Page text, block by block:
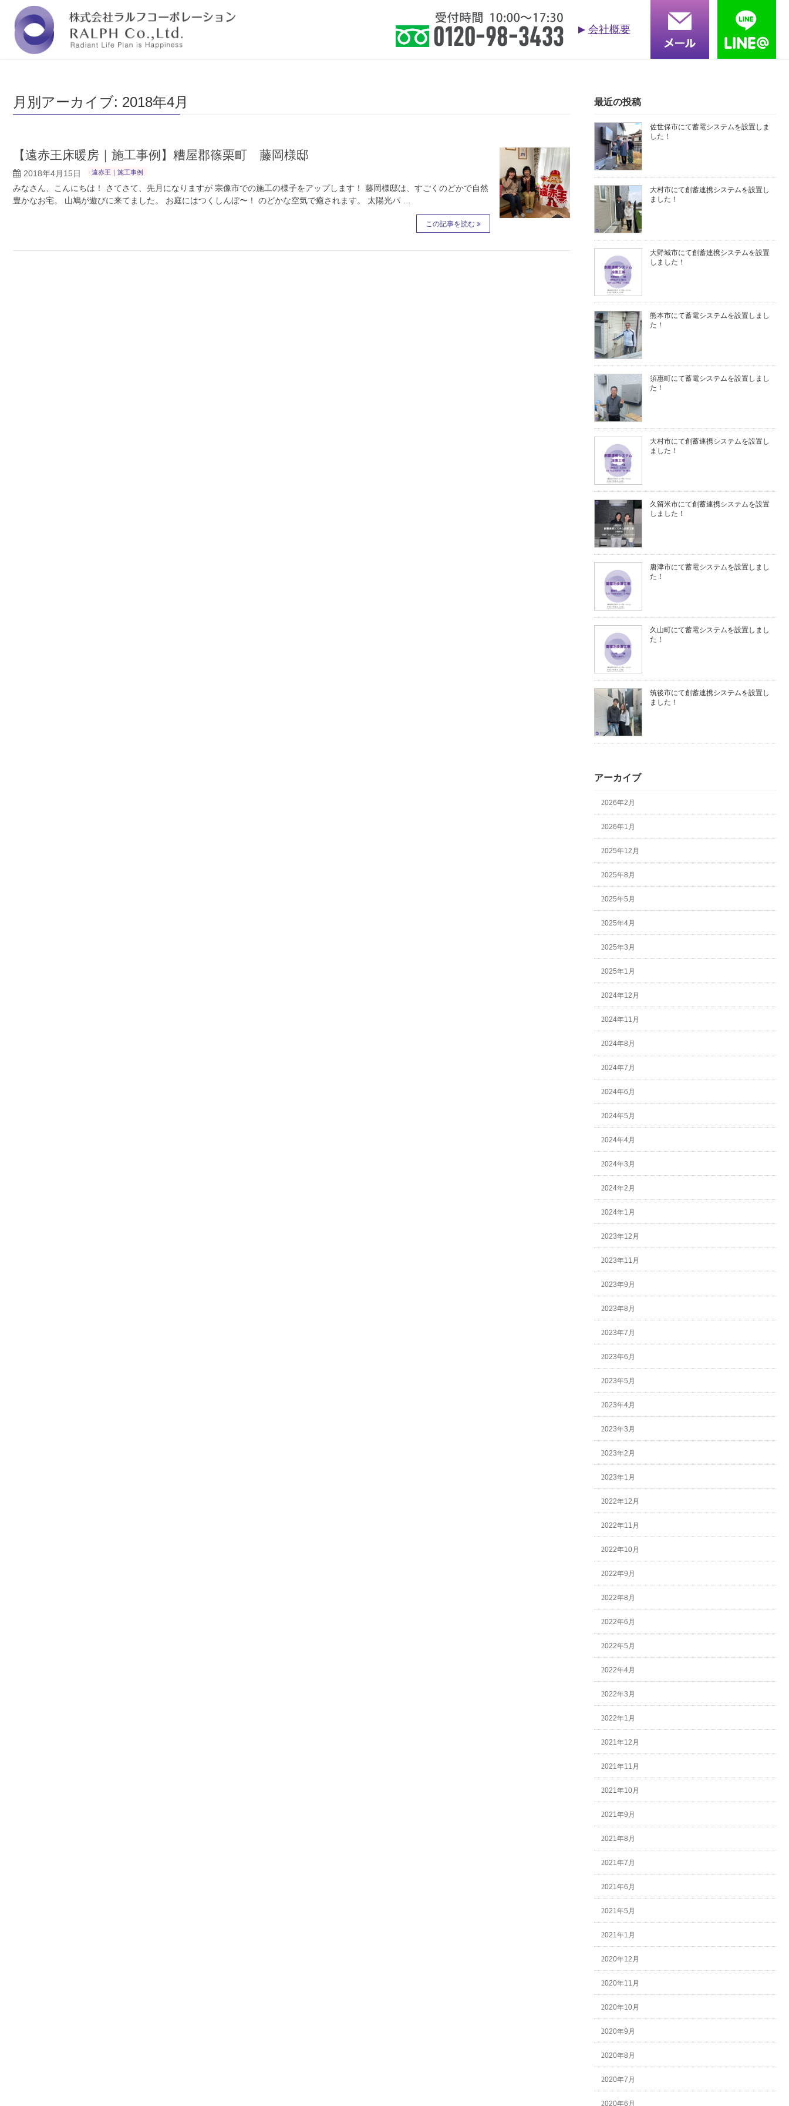
会社概要
月別アーカイブ: 2018年4月
【遠赤王床暖房｜施工事例】糟屋郡篠栗町 藤岡様邸
2018年4月15日 遠赤王｜施工事例
みなさん、こんにちは！ さてさて、先月になりますが 宗像市での施工の様子をアップします！ 藤岡様邸は、すごくのどかで自然
豊かなお宅。 山鳩が遊びに来てました。 お庭にはつくしんぼ〜！ のどかな空気で癒されます。 太陽光パ …
この記事を読む
最近の投稿
佐世保市にて蓄電システムを設置しま
した！
大村市にて創蓄連携システムを設置し
ました！
大野城市にて創蓄連携システムを設置
しました！
熊本市にて蓄電システムを設置しまし
た！
須惠町にて蓄電システムを設置しまし
た！
大村市にて創蓄連携システムを設置し
ました！
久留米市にて創蓄連携システムを設置
しました！
唐津市にて蓄電システムを設置しまし
た！
久山町にて蓄電システムを設置しまし
た！
筑後市にて創蓄連携システムを設置し
ました！
アーカイブ
2026年2月
2026年1月
2025年12月
2025年8月
2025年5月
2025年4月
2025年3月
2025年1月
2024年12月
2024年11月
2024年8月
2024年7月
2024年6月
2024年5月
2024年4月
2024年3月
2024年2月
2024年1月
2023年12月
2023年11月
2023年9月
2023年8月
2023年7月
2023年6月
2023年5月
2023年4月
2023年3月
2023年2月
2023年1月
2022年12月
2022年11月
2022年10月
2022年9月
2022年8月
2022年6月
2022年5月
2022年4月
2022年3月
2022年1月
2021年12月
2021年11月
2021年10月
2021年9月
2021年8月
2021年7月
2021年6月
2021年5月
2021年1月
2020年12月
2020年11月
2020年10月
2020年9月
2020年8月
2020年7月
2020年6月